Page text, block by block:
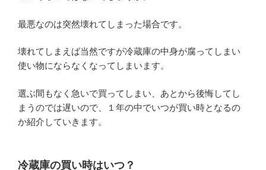
最悪なのは突然壊れてしまった場合です。
壊れてしまえば当然ですが冷蔵庫の中身が腐ってしまい
使い物にならなくなってしまいます。
選ぶ間もなく急いで買ってしまい、あとから後悔してし
まうのでは遅いので、１年の中でいつが買い時となるの
か紹介していきます。
冷蔵庫の買い時はいつ？